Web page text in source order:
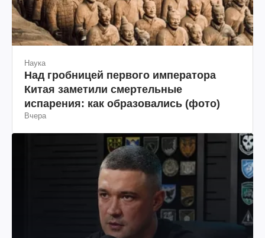
Наука
Над гробницей первого императора
Китая заметили смертельные
испарения: как образовались (фото)
Вчера